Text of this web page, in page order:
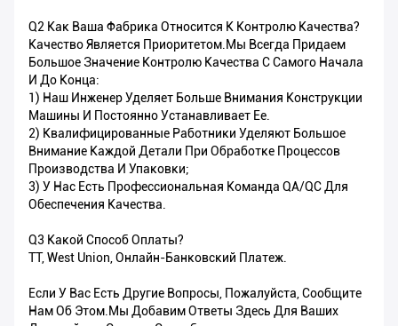
Q2 Как Ваша Фабрика Относится К Контролю Качества?
Качество Является Приоритетом.Мы Всегда Придаем
Большое Значение Контролю Качества С Самого Начала
И До Конца:
1) Наш Инженер Уделяет Больше Внимания Конструкции
Машины И Постоянно Устанавливает Ее.
2) Квалифицированные Работники Уделяют Большое
Внимание Каждой Детали При Обработке Процессов
Производства И Упаковки;
3) У Нас Есть Профессиональная Команда QA/QC Для
Обеспечения Качества.
Q3 Какой Способ Оплаты?
TT, West Union, Онлайн-Банковский Платеж.
Если У Вас Есть Другие Вопросы, Пожалуйста, Сообщите
Нам Об Этом.Мы Добавим Ответы Здесь Для Ваших